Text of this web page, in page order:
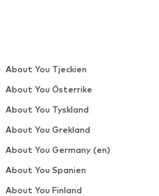
About You Tjeckien
About You Österrike
About You Tyskland
About You Grekland
About You Germany (en)
About You Spanien
About You Finland